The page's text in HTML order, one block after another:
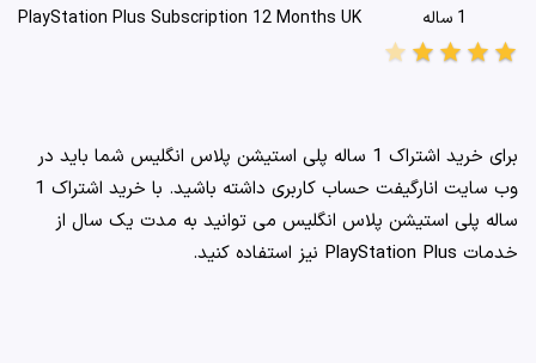
1 ساله
PlayStation Plus Subscription 12 Months UK
star
star
star
star
star
برای خرید اشتراک 1 ساله پلی استیشن پلاس انگلیس شما باید در
وب سایت انارگیفت حساب کاربری داشته باشید. با خرید اشتراک 1
ساله پلی استیشن پلاس انگلیس می توانید به مدت یک سال از
خدمات PlayStation Plus نیز استفاده کنید.